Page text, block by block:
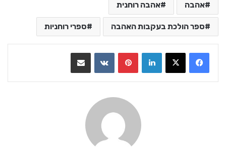
אהבה אהבה רוחנית
ספר הולכת בעקבות האהבה ספרי רוחניות
LinkedIn
VKontakte